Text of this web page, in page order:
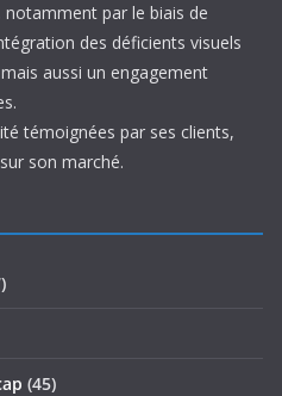
par le biais de
des déficients visuels
aussi un engagement
témoignées par ses clients,
son marché.
(45)